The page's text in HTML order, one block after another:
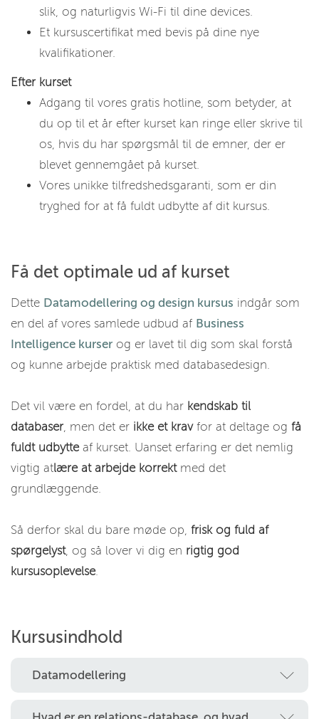
slik, og naturligvis Wi-Fi til dine devices.
Et kursuscertifikat med bevis på dine nye
kvalifikationer.
Efter kurset
Adgang til vores gratis hotline, som betyder, at
du op til et år efter kurset kan ringe eller skrive til
os, hvis du har spørgsmål til de emner, der er
blevet gennemgået på kurset.
Vores unikke tilfredshedsgaranti, som er din
tryghed for at få fuldt udbytte af dit kursus.
Få det optimale ud af kurset
Dette Datamodellering og design kursus indgår som
en del af vores samlede udbud af Business
Intelligence kurser og er lavet til dig som skal forstå
og kunne arbejde praktisk med databasedesign.
Det vil være en fordel, at du har kendskab til
databaser, men det er ikke et kravfor at deltage og få
fuldt udbytteaf kurset. Uanset erfaring er det nemlig
vigtig atlære at arbejde korrektmed det
grundlæggende.
Så derfor skal du bare møde op, frisk og fuld af
spørgelyst, og så lover vi dig en rigtig god
kursusoplevelse.
Kursusindhold
Datamodellering